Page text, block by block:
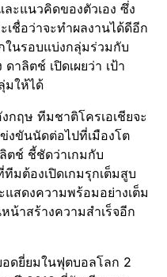
ะแนวคิดของตัวเอง ซึ่ง
ชื่อว่าจะทำผลงานได้ดีอีก
ในรอบแบ่งกลุ่มร่วมกับ
าลิตช์ เปิดเผยว่า เป้า
มให้ได้
กฤษ ทีมชาติโครเอเชียจะ
งขันนัดต่อไปที่เมืองโต
ตช์ ชี้ชัดว่าเกมกับ
มต้องเปิดเกมรุกเต็มสูบ
สดงความพร้อมอย่างเต็ม
น้าสร้างความสำเร็จอีก
อดยี่ยมในฟุตบอลโลก 2